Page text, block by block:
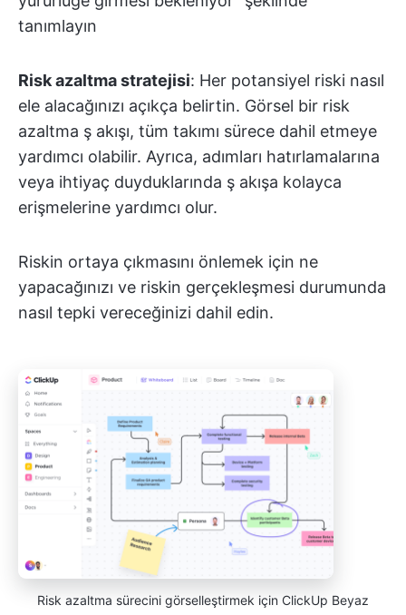
tanımlayın
Risk azaltma stratejisi: Her potansiyel riski nasıl
ele alacağınızı açıkça belirtin. Görsel bir risk
azaltma ş akışı, tüm takımı sürece dahil etmeye
yardımcı olabilir. Ayrıca, adımları hatırlamalarına
veya ihtiyaç duyduklarında ş akışa kolayca
erişmelerine yardımcı olur.
Riskin ortaya çıkmasını önlemek için ne
yapacağınızı ve riskin gerçekleşmesi durumunda
nasıl tepki vereceğinizi dahil edin.
Risk azaltma sürecini görselleştirmek için ClickUp Beyaz